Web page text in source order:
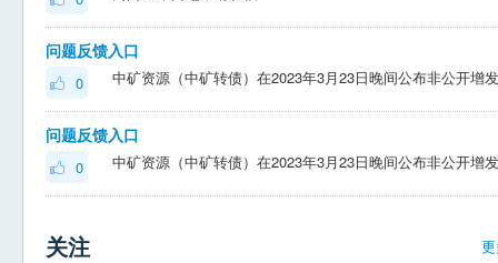
问题反馈入口
0
问题反馈入口
0
关注